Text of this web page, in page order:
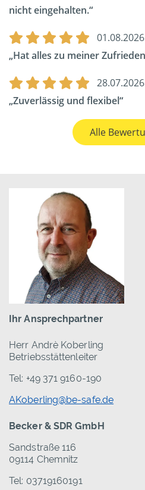
nicht eingehalten.
01.08.2026
Hat alles zu meiner
28.07.2026
Zuverlässig und flexibel
Alle
Ihr Ansprechpartner
Herr Andrè Koberling
Betriebsstättenleiter
Tel: +49 371 9160-190
AKoberling@be-safe.de
Becker & SDR GmbH
Sandstraße 116
09114 Chemnitz
Tel: 03719160191